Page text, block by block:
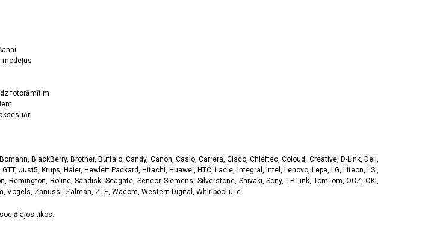
modeļus
fotorāmītim
BlackBerry, Brother, Buffalo, Candy, Canon, Casio, Carrera, Cisco, Chieftec, Coloud, Creative, D-Link, Dell,
Just5, Krups, Haier, Hewlett Packard, Hitachi, Huawei, HTC, Lacie, Integral, Intel, Lenovo, Lepa, LG, Liteon, LSI,
Roline, Sandisk, Seagate, Sencor, Siemens, Silverstone, Shivaki, Sony, TP-Link, TomTom, OCZ, OKI,
Vogels, Zanussi, Zalman, ZTE, Wacom, Western Digital, Whirlpool u. c.
tīkos: